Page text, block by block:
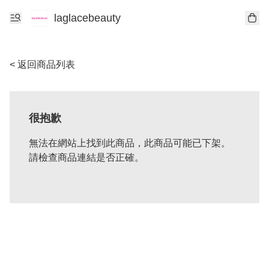
laglacebeauty
< 返回商品列表
很抱歉
無法在網站上找到此商品，此商品可能已下架。
請檢查商品連結是否正確。